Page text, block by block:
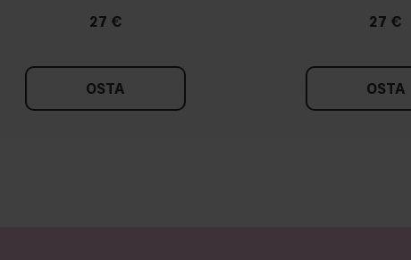
27 €
OSTA
27 €
OSTA